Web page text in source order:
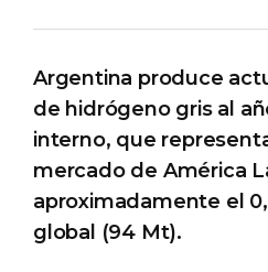
Argentina produce
de hidrógeno gris al
interno, que
mercado de América
aproximadamente el
global (94 Mt).